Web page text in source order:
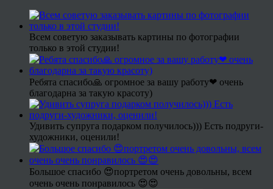
Всем советую заказывать картины по фотографии
только в этой студии!
Ребята спасибо🙏 огромное за вашу работу❤ очень
благодарна за такую красоту)
Удивить супруга подарком получилось))) Есть подруги-
художники, оценили!
Большое спасибо 😍портретом очень довольны, всем
очень очень понравилось 😍😍